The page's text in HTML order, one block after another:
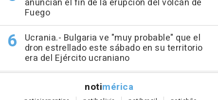
anuncian el fin de la erupción del volcán de
Fuego
Ucrania.- Bulgaria ve "muy probable" que el
dron estrellado este sábado en su territorio
era del Ejército ucraniano
notimérica